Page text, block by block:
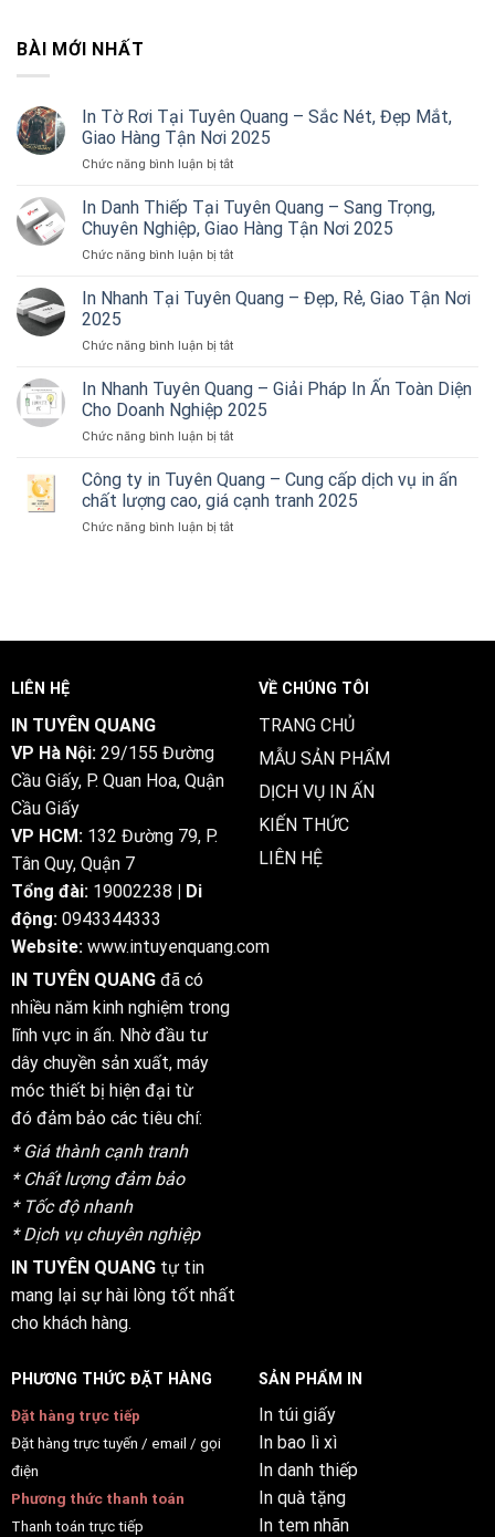
BÀI MỚI NHẤT
In Tờ Rơi Tại Tuyên Quang – Sắc Nét, Đẹp Mắt,
Giao Hàng Tận Nơi 2025
Chức năng bình luận bị tắtở
Tờ
Rơi
Tại
Tuyên
–
Đẹp
Giao
Hàng
In Danh Thiếp Tại Tuyên Quang – Sang Trọng,
Chuyên Nghiệp, Giao Hàng Tận Nơi 2025
Chức năng bình luận bị tắtở
Danh
Thiếp
Tuyên
–
Sang
Chuyên
Giao
Hàng
In Nhanh Tại Tuyên Quang – Đẹp, Rẻ, Giao Tận Nơi
2025
Chức năng bình luận bị tắtở
Nhanh
Tại
Tuyên
Quang
Đẹp,
Rẻ,
Giao
Tận
In Nhanh Tuyên Quang – Giải Pháp In Ấn Toàn Diện
Cho Doanh Nghiệp 2025
Chức năng bình luận bị tắtở
Nhanh
Tuyên
Quang
–
Diện
Doanh
Công ty in Tuyên Quang – Cung cấp dịch vụ in ấn
chất lượng cao, giá cạnh tranh 2025
Chức năng bình luận bị tắtở
–
lượng
tranh
LIÊN HỆ
IN TUYÊN QUANG
VP Hà Nội: 29/155 Đường
Cầu Giấy, P. Quan Hoa, Quận
Cầu Giấy
VP HCM: 132 Đường 79, P.
Tân Quy, Quận 7
Tổng đài: 19002238 | Di
động: 0943344333
Website: www.intuyenquang.com
IN TUYÊN QUANG đã có
nhiều năm kinh nghiệm trong
lĩnh vực in ấn. Nhờ đầu tư
dây chuyền sản xuất, máy
móc thiết bị hiện đại từ
đó đảm bảo các tiêu chí:
* Giá thành cạnh tranh
* Chất lượng đảm bảo
* Tốc độ nhanh
* Dịch vụ chuyên nghiệp
IN TUYÊN QUANG tự tin
mang lại sự hài lòng tốt nhất
cho khách hàng.
VỀ CHÚNG TÔI
TRANG CHỦ
MẪU SẢN PHẨM
DỊCH VỤ IN ẤN
KIẾN THỨC
LIÊN HỆ
PHƯƠNG THỨC ĐẶT HÀNG
Đặt hàng trực tiếp
Đặt hàng trực tuyến / email / gọi
điện
Phương thức thanh toán
Thanh toán trực tiếp
SẢN PHẨM IN
In túi giấy
In bao lì xì
In danh thiếp
In quà tặng
In tem nhãn